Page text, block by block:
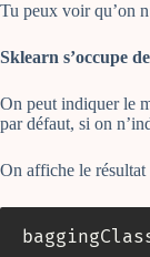
Tu peux voir qu’on
Sklearn s’occupe
On peut indiquer le
par défaut, si on
On affiche le résultat